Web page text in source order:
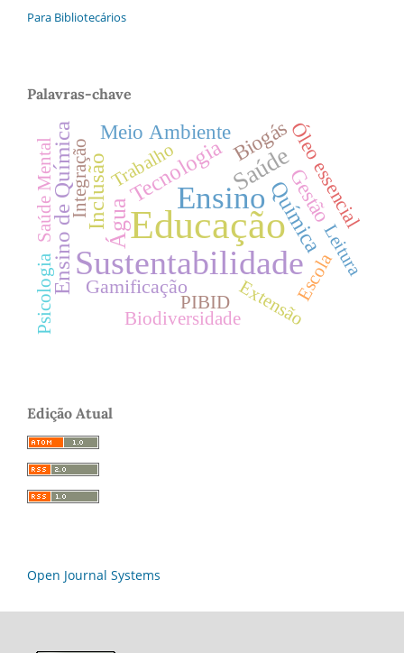
Para Bibliotecários
Palavras-chave
Educação
Sustentabilidade
Ensino
Saúde
Água
Tecnologia
Inclusão
Ensino de Química Química
Biogás
Meio Ambiente
Gestão
Óleo essencial
Gamificação
Psicologia Extensão
PIBID
Leitura
Trabalho
Escola
Saúde MentalIntegração
Biodiversidade
Edição Atual
Open Journal Systems